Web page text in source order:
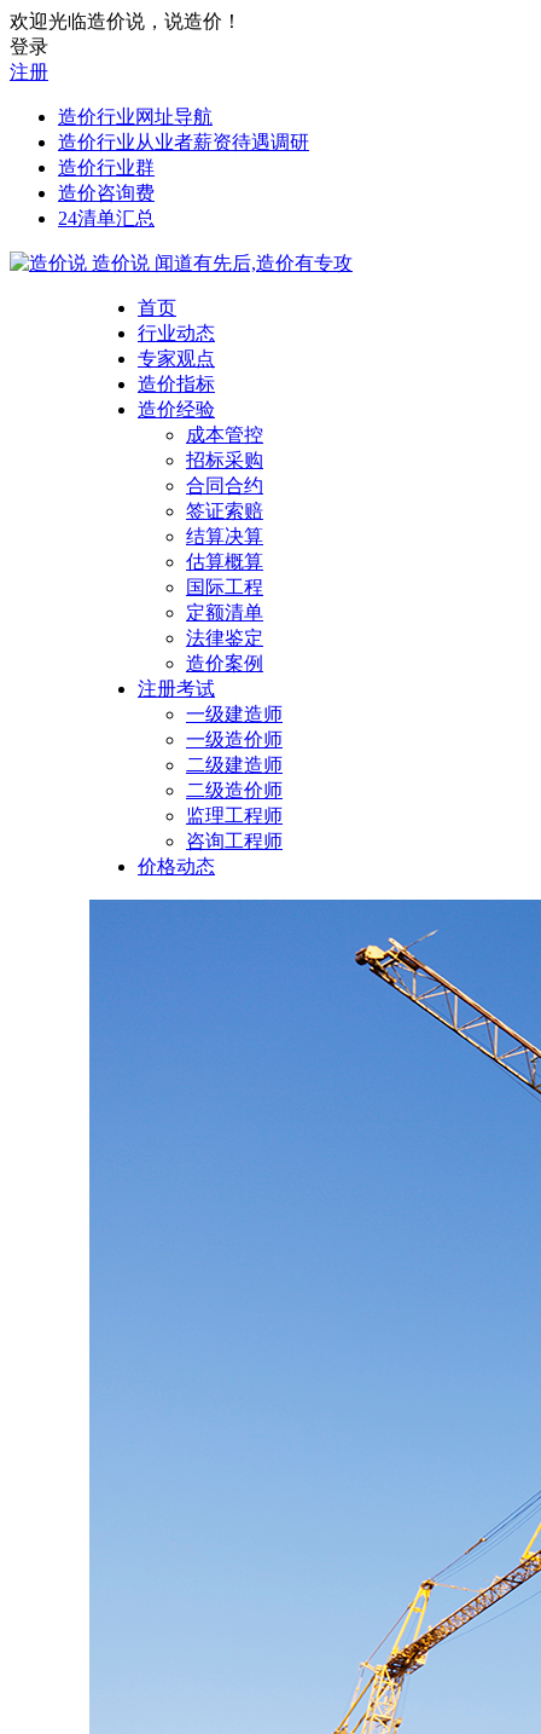
欢迎光临造价说，说造价！
登录
注册
造价行业网址导航
造价行业从业者薪资待遇调研
造价行业群
造价咨询费
24清单汇总
造价说 闻道有先后,造价有专攻
首页
行业动态
专家观点
造价指标
造价经验
成本管控
招标采购
合同合约
签证索赔
结算决算
估算概算
国际工程
定额清单
法律鉴定
造价案例
注册考试
一级建造师
一级造价师
二级建造师
二级造价师
监理工程师
咨询工程师
价格动态